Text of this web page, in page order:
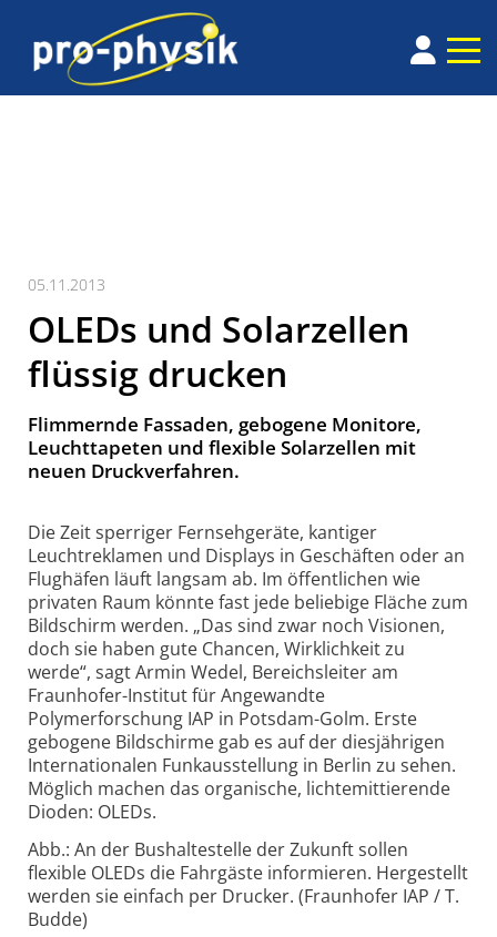
05.11.2013
OLEDs und Solarzellen
flüssig drucken
Flimmernde Fassaden, gebogene Monitore,
Leuchttapeten und flexible Solarzellen mit
neuen Druckverfahren.
Die Zeit sperriger Fernsehgeräte, kantiger
Leuchtreklamen und Displays in Geschäften oder an
Flughäfen läuft langsam ab. Im öffentlichen wie
privaten Raum könnte fast jede beliebige Fläche zum
Bildschirm werden. „Das sind zwar noch Visionen,
doch sie haben gute Chancen, Wirklichkeit zu
werde“, sagt Armin Wedel, Bereichsleiter am
Fraunhofer-Institut für Angewandte
Polymerforschung IAP in Potsdam-Golm. Erste
gebogene Bildschirme gab es auf der diesjährigen
Internationalen Funkausstellung in Berlin zu sehen.
Möglich machen das organische, lichtemittierende
Dioden: OLEDs.
Abb.: An der Bushaltestelle der Zukunft sollen
flexible OLEDs die Fahrgäste informieren. Hergestellt
werden sie einfach per Drucker. (Fraunhofer IAP / T.
Budde)